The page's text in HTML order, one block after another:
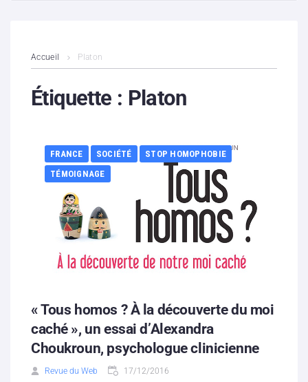
Contenus litigieux
Boutique
Hébergement solidaire
Accueil Platon
Étiquette : Platon
FRANCE SOCIÉTÉ
STOP HOMOPHOBIE
TÉMOIGNAGE
« Tous homos ? À la découverte du moi
caché », un essai d’Alexandra
Choukroun, psychologue clinicienne
Revue du Web 17/12/2016